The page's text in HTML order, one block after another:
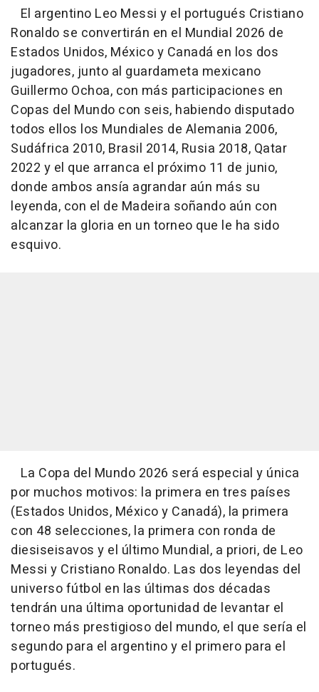
El argentino Leo Messi y el portugués Cristiano
Ronaldo se convertirán en el Mundial 2026 de
Estados Unidos, México y Canadá en los dos
jugadores, junto al guardameta mexicano
Guillermo Ochoa, con más participaciones en
Copas del Mundo con seis, habiendo disputado
todos ellos los Mundiales de Alemania 2006,
Sudáfrica 2010, Brasil 2014, Rusia 2018, Qatar
2022 y el que arranca el próximo 11 de junio,
donde ambos ansía agrandar aún más su
leyenda, con el de Madeira soñando aún con
alcanzar la gloria en un torneo que le ha sido
esquivo.
La Copa del Mundo 2026 será especial y única
por muchos motivos: la primera en tres países
(Estados Unidos, México y Canadá), la primera
con 48 selecciones, la primera con ronda de
diesiseisavos y el último Mundial, a priori, de Leo
Messi y Cristiano Ronaldo. Las dos leyendas del
universo fútbol en las últimas dos décadas
tendrán una última oportunidad de levantar el
torneo más prestigioso del mundo, el que sería el
segundo para el argentino y el primero para el
portugués.